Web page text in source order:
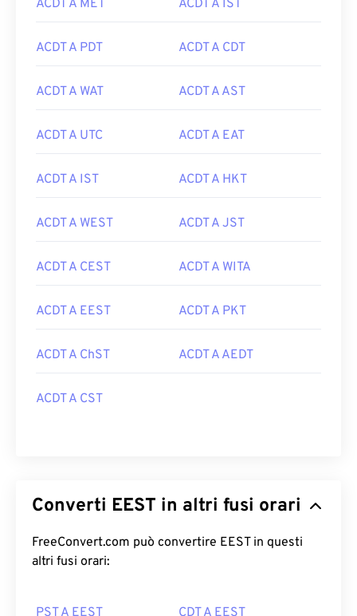
ACDT A MET ACDT A IST
ACDT A PDT ACDT A CDT
ACDT A WAT ACDT A AST
ACDT A UTC ACDT A EAT
ACDT A IST ACDT A HKT
ACDT A WEST ACDT A JST
ACDT A CEST ACDT A WITA
ACDT A EEST ACDT A PKT
ACDT A ChST ACDT A AEDT
ACDT A CST
Converti EEST in altri fusi orari
FreeConvert.com può convertire EEST in questi
altri fusi orari:
PST A EEST CDT A EEST